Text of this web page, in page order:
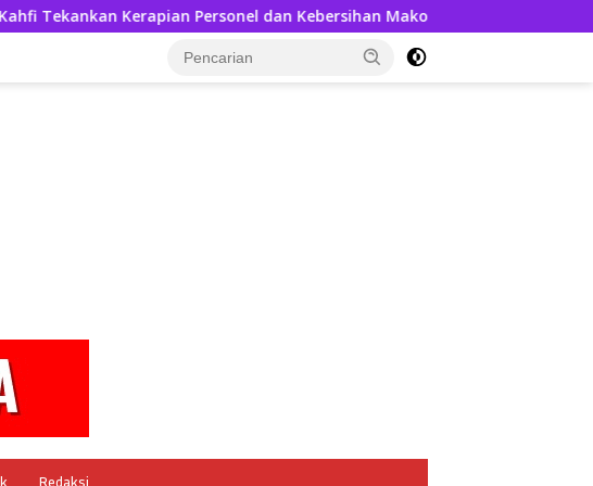
Kerapian Personel dan Kebersihan Mako Kedatangan AKBP
Redaksi